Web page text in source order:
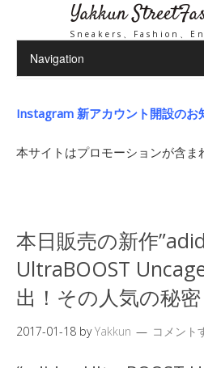
Yakkun
Sneakers、Fashion、
Instagram 新アカウント開設のお
本サイトはプロモーションが含ま
本日販売の新作
UltraBOOST
出！その人気の秘
2017-01-18 byYakkun コメント